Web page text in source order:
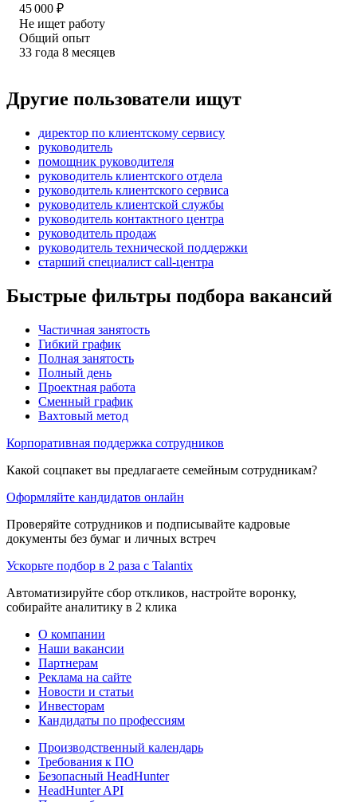
45 000 ₽
Не ищет работу
Общий опыт
33 года 8 месяцев
Другие пользователи ищут
директор по клиентскому сервису
руководитель
помощник руководителя
руководитель клиентского отдела
руководитель клиентского сервиса
руководитель клиентской службы
руководитель контактного центра
руководитель продаж
руководитель технической поддержки
старший специалист call-центра
Быстрые фильтры подбора вакансий
Частичная занятость
Гибкий график
Полная занятость
Полный день
Проектная работа
Сменный график
Вахтовый метод
Корпоративная поддержка сотрудников
Какой соцпакет вы предлагаете семейным сотрудникам?
Оформляйте кандидатов онлайн
Проверяйте сотрудников и подписывайте кадровые
документы без бумаг и личных встреч
Ускорьте подбор в 2 раза с Talantix
Автоматизируйте сбор откликов, настройте воронку,
собирайте аналитику в 2 клика
О компании
Наши вакансии
Партнерам
Реклама на сайте
Новости и статьи
Инвесторам
Кандидаты по профессиям
Производственный календарь
Требования к ПО
Безопасный HeadHunter
HeadHunter API